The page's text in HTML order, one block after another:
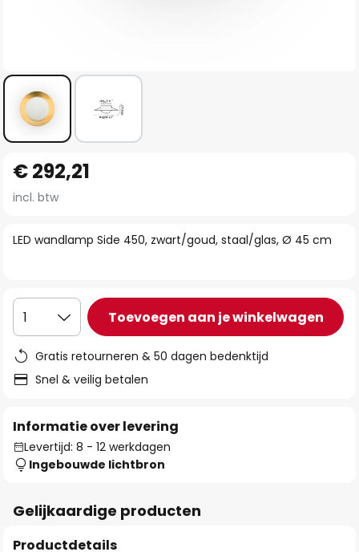
naar
het
van
gallerij
LED wandlamp Side 450, zwart/goud, staal/glas, Ø 45 cm
€ 292,21
incl. btw
1 Toevoegen aan je winkelwagen
Gratis retourneren & 50 dagen bedenktijd
Snel & veilig betalen
Informatie over levering
Levertijd: 8 - 12 werkdagen
Ingebouwde lichtbron
Gelijkaardige producten
Productdetails